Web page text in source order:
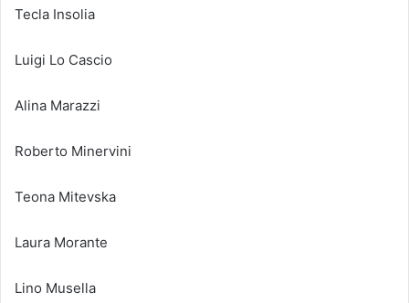
Tecla Insolia
Luigi Lo Cascio
Alina Marazzi
Roberto Minervini
Teona Mitevska
Laura Morante
Lino Musella